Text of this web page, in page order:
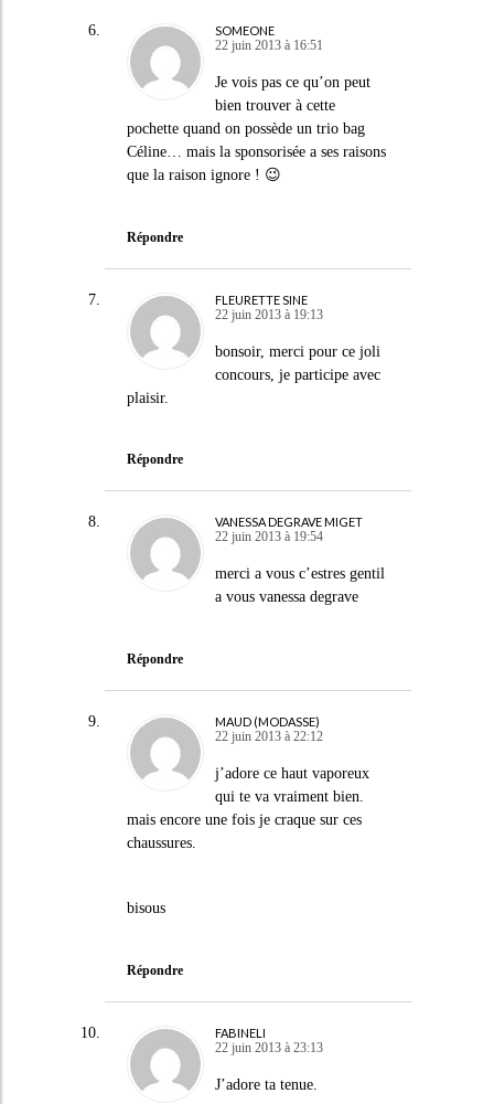
SOMEONE
22 juin 2013 à 16:51
Je vois pas ce qu’on peut
bien trouver à cette
pochette quand on possède un trio bag
Céline… mais la sponsorisée a ses raisons
que la raison ignore ! 😉
Répondre
FLEURETTE SINE
22 juin 2013 à 19:13
bonsoir, merci pour ce joli
concours, je participe avec
plaisir.
Répondre
VANESSA DEGRAVE MIGET
22 juin 2013 à 19:54
merci a vous c’estres gentil
a vous vanessa degrave
Répondre
MAUD (MODASSE)
22 juin 2013 à 22:12
j’adore ce haut vaporeux
qui te va vraiment bien.
mais encore une fois je craque sur ces
chaussures.
bisous
Répondre
FABINELI
22 juin 2013 à 23:13
J’adore ta tenue.